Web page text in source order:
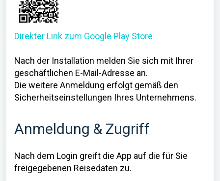
Direkter Link zum Google Play Store
Nach der Installation melden Sie sich mit Ihrer
geschäftlichen E-Mail-Adresse an.
Die weitere Anmeldung erfolgt gemäß den
Sicherheitseinstellungen Ihres Unternehmens.
Anmeldung & Zugriff
Nach dem Login greift die App auf die für Sie
freigegebenen Reisedaten zu.